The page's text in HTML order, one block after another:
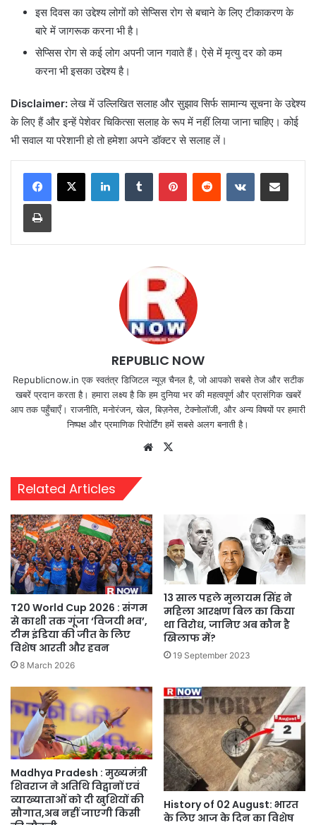
इस दिवस का उद्देश्य लोगों को सेप्सिस रोग से बचाने के लिए टीकाकरण के
बारे में जागरूक करना भी है।
सेप्सिस रोग से कई लोग अपनी जान गवाते हैं। ऐसे में मृत्यु दर को कम
करना भी इसका उद्देश्य है।
Disclaimer:लेख में उल्लिखित सलाह और सुझाव सिर्फ सामान्य सूचना के उद्देश्य
के लिए हैं और इन्हें पेशेवर चिकित्सा सलाह के रूप में नहीं लिया जाना चाहिए। कोई
भी सवाल या परेशानी हो तो हमेशा अपने डॉक्टर से सलाह लें।
LinkedInTumblr PinterestReddit VKontakteShare via Email
Print
REPUBLIC NOW
Republicnow.in एक स्वतंत्र डिजिटल न्यूज़ चैनल है, जो आपको सबसे तेज और सटीक
खबरें प्रदान करता है। हमारा लक्ष्य है कि हम दुनिया भर की महत्वपूर्ण और प्रासंगिक खबरें
आप तक पहुँचाएँ। राजनीति, मनोरंजन, खेल, बिज़नेस, टेक्नोलॉजी, और अन्य विषयों पर हमारी
निष्पक्ष और प्रमाणिक रिपोर्टिंग हमें सबसे अलग बनाती है।
Website
Related Articles
T20 World Cup 2026 : संगम
से काशी तक गूंजा ‘विजयी भव’,
टीम इंडिया की जीत के लिए
विशेष आरती और हवन
8 March 2026
13 साल पहले मुलायम सिंह ने
महिला आरक्षण बिल का किया
था विरोध, जानिए अब कौन है
खिलाफ में?
19 September 2023
Madhya Pradesh : मुख्यमंत्री
शिवराज ने अतिथि विद्वानों एवं
व्याख्याताओं को दी खुशियों की
सौगात,अब नहीं जाएगी किसी
History of 02 August: भारत
के लिए आज के दिन का विशेष